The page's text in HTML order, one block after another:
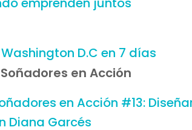
D.C en 7 días
en Acción
en Acción #13:
Diana Garcés